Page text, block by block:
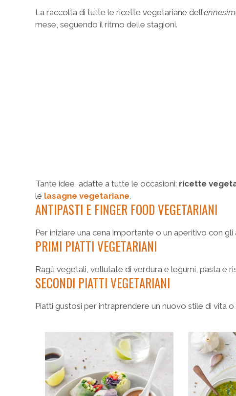
La raccolta di tutte le ricette vegetariane dell’
mese, seguendo il ritmo delle stagioni.
Tante idee, adatte a tutte le occasioni: ricette
le lasagne vegetariane.
ANTIPASTI E FINGER FOOD VEGETARIANI
Per iniziare una cena importante o un aperitivo con
PRIMI PIATTI VEGETARIANI
Ragù vegetali, vellutate di verdura e legumi, pasta e
SECONDI PIATTI VEGETARIANI
Piatti gustosi per intraprendere un nuovo stile di vita